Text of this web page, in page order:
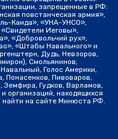
запрещенные в РФ:
повстанческая армия»,
Каида», «УНА-УНСО»,
Иеговы»,
«Добровольчий рух»,
«Штабы Навального» и
Дудь, Невзоров,
Смольянинов,
Голос Америки,
Понасенков, Пивоваров,
Земфира, Гудков, Варламов,
организаций, находящихся
на сайте Минюста РФ.